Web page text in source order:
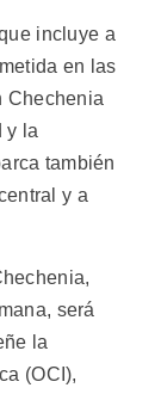
incluye a
en las
Chechenia
y la
también
y a
será
la
(OCI),